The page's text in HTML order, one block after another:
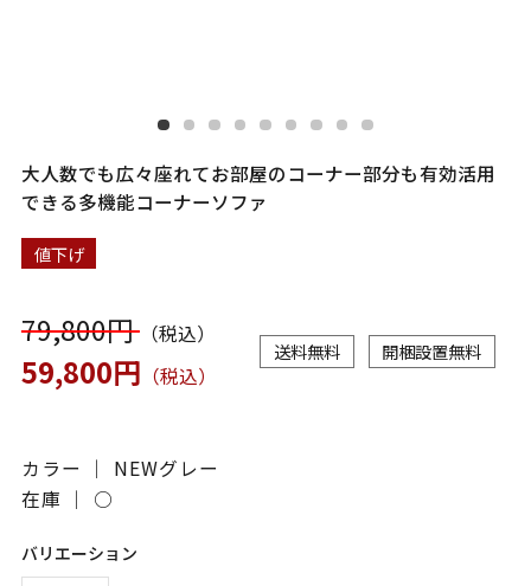
大人数でも広々座れてお部屋のコーナー部分も有効活用
できる多機能コーナーソファ
値下げ
79,800円（税込）
59,800円 （税込）
送料無料 開梱設置無料
カラー ｜ NEWグレー
在庫 ｜ ○
バリエーション